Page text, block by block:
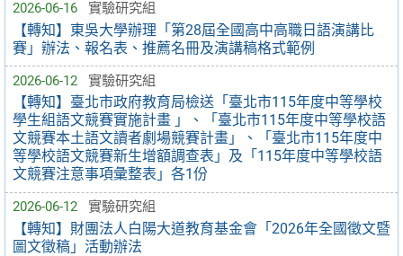
2026-06-16 實驗研究組
【轉知】東吳大學辦理「第28屆全國高中高職日語演講比
賽」辦法、報名表、推薦名冊及演講稿格式範例
2026-06-12 實驗研究組
【轉知】臺北市政府教育局檢送「臺北市115年度中等學校
學生組語文競賽實施計畫 」、「臺北市115年度中等學校語
文競賽本土語文讀者劇場競賽計畫」、「臺北市115年度中
等學校語文競賽新生增額調查表」及「115年度中等學校語
文競賽注意事項彙整表」各1份
2026-06-12 實驗研究組
【轉知】財團法人白陽大道教育基金會「2026年全國徵文暨
圖文徵稿」活動辦法